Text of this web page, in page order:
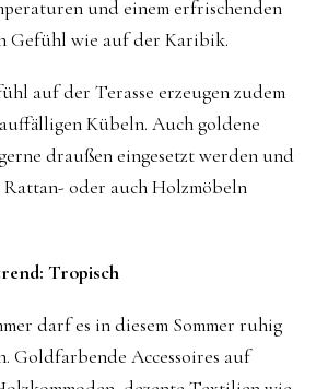
und einem erfrischenden
Gefühl wie auf der Karibik.
auf der Terasse erzeugen zudem
Kübeln. Auch goldene
draußen eingesetzt werden und
Rattan- oder auch Holzmöbeln
Tropisch
darf es in diesem Sommer ruhig
Goldfarbende Accessoires auf